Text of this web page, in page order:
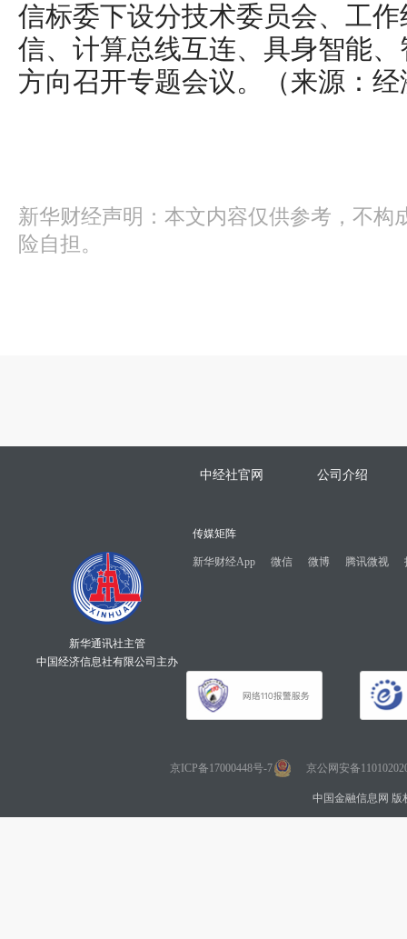
信标委下设分技术委员会、工
信、计算总线互连、具身智能
方向召开专题会议。（来源：
新华财经声明：本文内容仅供参考，不构
险自担。
中经社官网 公司介绍
新华通讯社主管
中国经济信息社有限公司主办
传媒矩阵
新华财经App 微信 微博 腾讯微视
京ICP备17000448号-7 京公网安备
中国金融信息网 版